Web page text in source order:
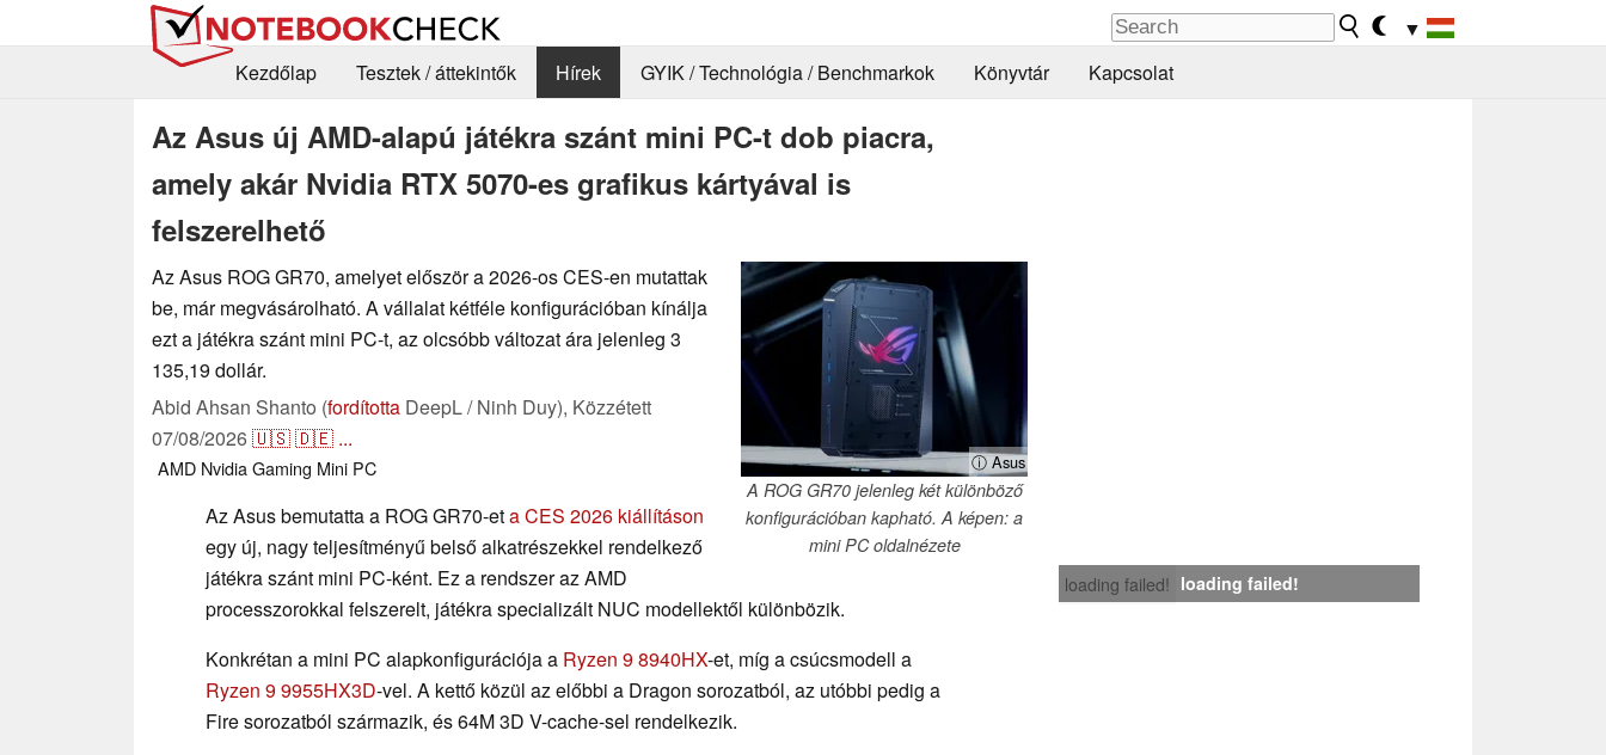
▼
Kezdőlap
Tesztek / áttekintők Hírek GYIK / Technológia / Benchmarkok Könyvtár Kapcsolat
Az Asus új AMD-alapú játékra szánt mini PC-t dob piacra,
amely akár Nvidia RTX 5070-es grafikus kártyával is
felszerelhető
ⓘ Asus
A ROG GR70 jelenleg két különböző
konfigurációban kapható. A képen: a
mini PC oldalnézete
Az Asus ROG GR70, amelyet először a 2026-os CES-en mutattak
be, már megvásárolható. A vállalat kétféle konfigurációban kínálja
ezt a játékra szánt mini PC-t, az olcsóbb változat ára jelenleg 3
135,19 dollár.
Abid Ahsan Shanto (fordította DeepL / Ninh Duy), Közzétett
07/08/2026🇺🇸🇩🇪 ...
AMD NvidiaGaming Mini PC
loading failed! loading failed!
Az Asus bemutatta a ROG GR70-eta CES 2026 kiállításon
egy új, nagy teljesítményű belső alkatrészekkel rendelkező
játékra szánt mini PC-ként. Ez a rendszer az AMD
processzorokkal felszerelt, játékra specializált NUC modellektől különbözik.
Konkrétan a mini PC alapkonfigurációja a Ryzen 9 8940HX-et, míg a csúcsmodell a
Ryzen 9 9955HX3D-vel. A kettő közül az előbbi a Dragon sorozatból, az utóbbi pedig a
Fire sorozatból származik, és 64M 3D V-cache-sel rendelkezik.